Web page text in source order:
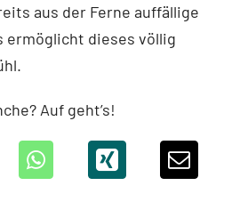
aus der Ferne auffällige
ermöglicht dieses völlig
Auf geht’s!